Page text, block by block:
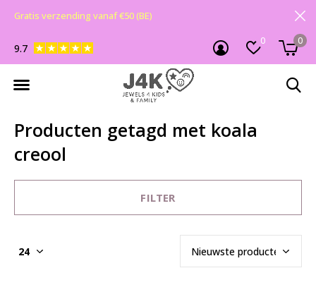
0 0
9.7
Gratis verzending vanaf €50 (BE)
Producten getagd met koala
creool
FILTER